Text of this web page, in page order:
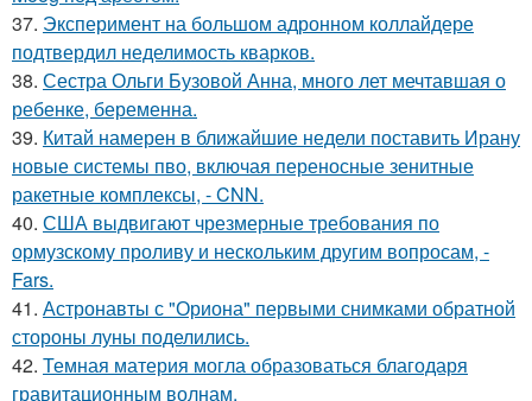
37. Эксперимент на большом адронном коллайдере
подтвердил неделимость кварков.
38. Сестра Ольги Бузовой Анна, много лет мечтавшая о
ребенке, беременна.
39. Китай намерен в ближайшие недели поставить Ирану
новые системы пво, включая переносные зенитные
ракетные комплексы, - CNN.
40. США выдвигают чрезмерные требования по
ормузскому проливу и нескольким другим вопросам, -
Fars.
41. Астронавты с "Ориона" первыми снимками обратной
стороны луны поделились.
42. Темная материя могла образоваться благодаря
гравитационным волнам.